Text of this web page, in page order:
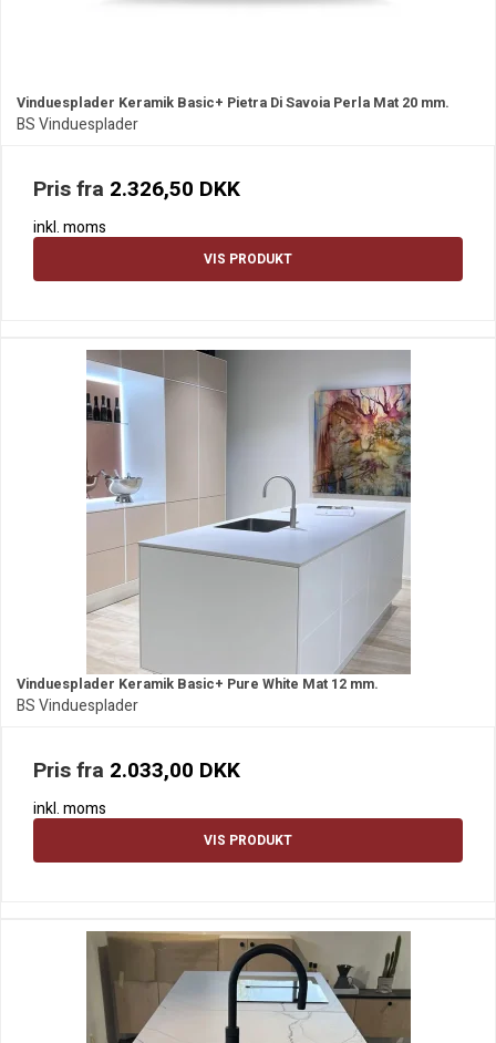
Vinduesplader Keramik Basic+ Pietra Di Savoia Perla Mat 20 mm.
BS Vinduesplader
Pris fra 2.326,50 DKK
inkl. moms
VIS PRODUKT
Vinduesplader Keramik Basic+ Pure White Mat 12 mm.
BS Vinduesplader
Pris fra 2.033,00 DKK
inkl. moms
VIS PRODUKT